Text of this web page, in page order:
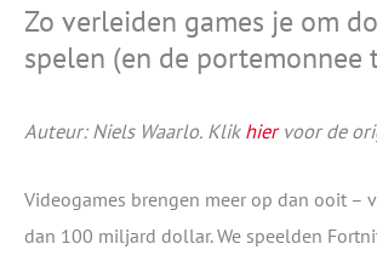
Zo verleiden games je om
spelen (en de portemonnee
Auteur: Niels Waarlo. Klikhiervoor de
Videogames brengen meer op dan ooit –
dan 100 miljard dollar. We speelden